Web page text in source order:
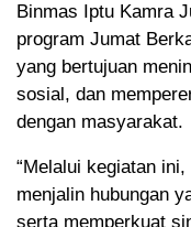
Binmas Iptu Kamra
program Jumat
yang bertujuan
sosial, dan
dengan masyarakat.
“Melalui kegiatan
menjalin hubungan
serta memperkuat